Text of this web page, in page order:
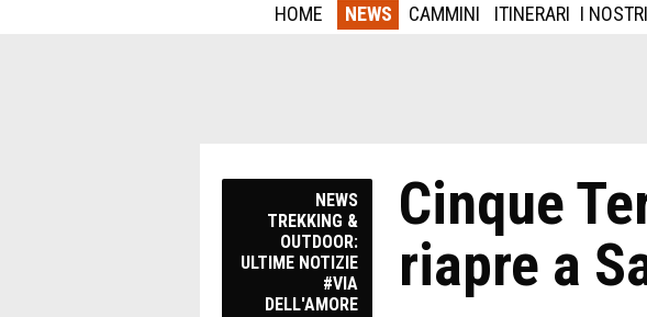
HOME NEWS CAMMINI ITINERARI I
NEWS
TREKKING &
OUTDOOR:
ULTIME NOTIZIE
#VIA
DELL'AMORE
Cinque
riapre a